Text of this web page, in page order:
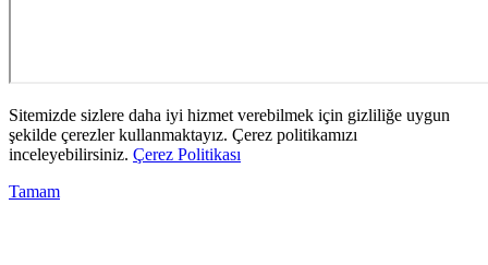
Sitemizde sizlere daha iyi hizmet verebilmek için gizliliğe uygun
şekilde çerezler kullanmaktayız. Çerez politikamızı
inceleyebilirsiniz. Çerez Politikası
Tamam